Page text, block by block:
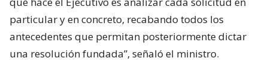
particular y en concreto, recabando todos los
antecedentes que permitan posteriormente dictar
una resolución fundada”, señaló el ministro.